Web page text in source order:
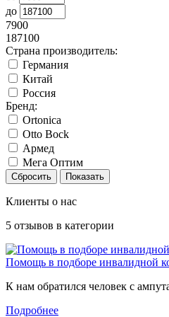
до
7900
187100
Страна производитель:
Германия
Китай
Россия
Бренд:
Ortonica
Otto Bock
Армед
Мега Оптим
Клиенты о нас
5 отзывов в категории
Помощь в подборе инвалидной
К нам обратился человек с
Подробнее